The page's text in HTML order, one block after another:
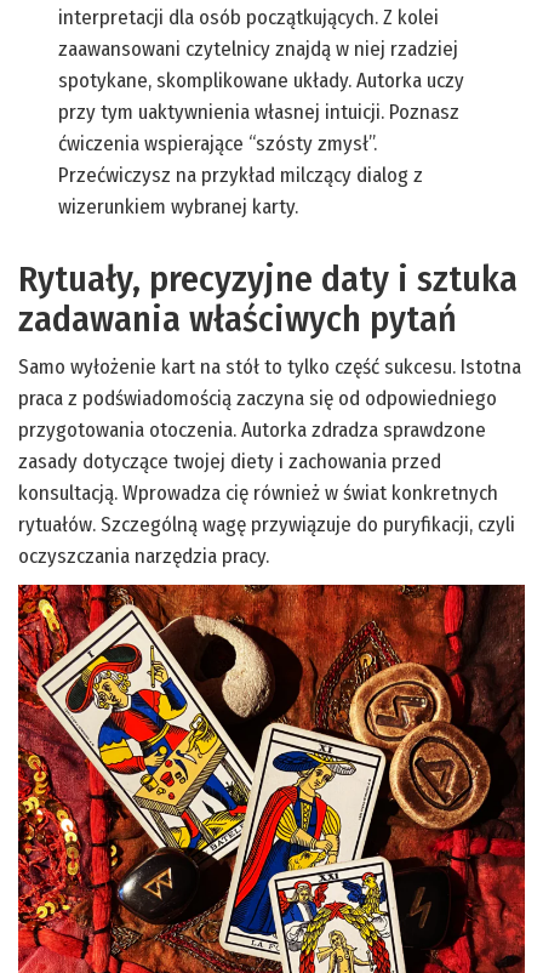
interpretacji dla osób początkujących. Z kolei
zaawansowani czytelnicy znajdą w niej rzadziej
spotykane, skomplikowane układy. Autorka uczy
przy tym uaktywnienia własnej intuicji. Poznasz
ćwiczenia wspierające “szósty zmysł”.
Przećwiczysz na przykład milczący dialog z
wizerunkiem wybranej karty.
Rytuały, precyzyjne daty i sztuka
zadawania właściwych pytań
Samo wyłożenie kart na stół to tylko część sukcesu. Istotna
praca z podświadomością zaczyna się od odpowiedniego
przygotowania otoczenia. Autorka zdradza sprawdzone
zasady dotyczące twojej diety i zachowania przed
konsultacją. Wprowadza cię również w świat konkretnych
rytuałów. Szczególną wagę przywiązuje do puryfikacji, czyli
oczyszczania narzędzia pracy.